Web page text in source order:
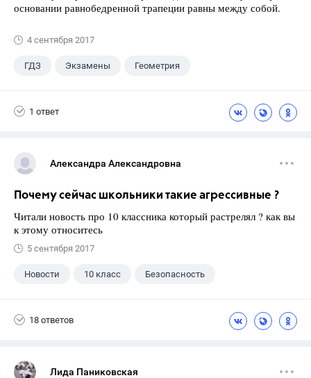
основании равнобедренной трапеции равны между собой.
4 сентября 2017
ГДЗ Экзамены Геометрия
1 ответ
Александра Александровна
Почему сейчас школьники такие агрессивные ?
Читали новость про 10 классника который растрелял ? как вы
к этому относитесь
5 сентября 2017
Новости 10 класс Безопасность
18 ответов
Лида Паниковская